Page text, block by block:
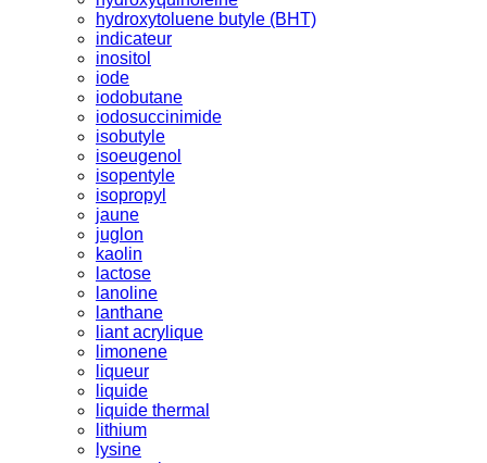
hydroxytoluene butyle (BHT)
indicateur
inositol
iode
iodobutane
iodosuccinimide
isobutyle
isoeugenol
isopentyle
isopropyl
jaune
juglon
kaolin
lactose
lanoline
lanthane
liant acrylique
limonene
liqueur
liquide
liquide thermal
lithium
lysine